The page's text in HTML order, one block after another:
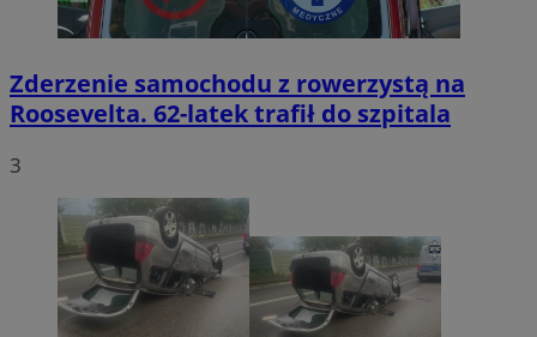
Zderzenie samochodu z rowerzystą na
Roosevelta. 62-latek trafił do szpitala
3